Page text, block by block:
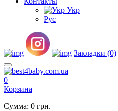
Укр
Рус
Закладки (0)
0
Корзина
Сумма: 0 грн.